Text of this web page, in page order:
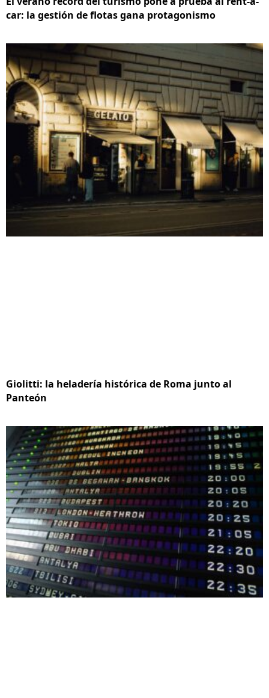
car: la gestión de flotas gana protagonismo
Giolitti: la heladería histórica de Roma junto al
Panteón